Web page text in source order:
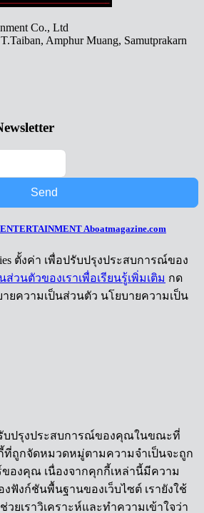
Co., Ltd
Amphur Muang, Samutprakarn
Send
Aboatmagazine.com
ตั้งค่า เพื่อปรับปรุงประสบการณ์ของ
วนตัวของเราเพื่อเรียนรู้เพิ่มเติม กด
ยความเป็นส่วนตัว นโยบายความเป็น
บปรุงประสบการณ์ของคุณในขณะที่
ที่ถูกจัดหมวดหมู่ตามความจำเป็นจะถูก
ของคุณ เนื่องจากคุกกี้เหล่านี้มีความ
ฟังก์ชันพื้นฐานของเว็บไซต์ เรายังใช้
ยเราวิเคราะห์และทำความเข้าใจว่า